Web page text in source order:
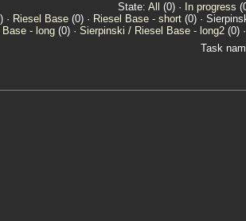
State: All (0) · In progress
· Riesel Base(0) · Riesel Base - short(0) ·
- long(0) · Sierpinski / Riesel Base - long2(0) ·
Task